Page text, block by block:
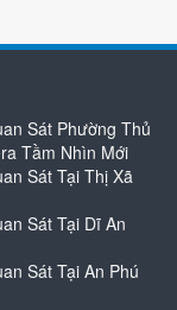
Sát Phường Thủ
Tầm Nhìn Mới
Sát Tại Thị Xã
Sát Tại Dĩ An
Sát Tại An Phú